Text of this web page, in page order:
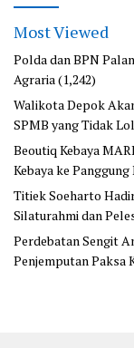
Most Viewed
Polda dan BPN
Agraria (1,242)
Walikota Depok
SPMB yang Tidak
Beoutiq Kebaya
Kebaya ke Panggung
Titiek Soeharto
Silaturahmi dan
Perdebatan Sengit
Penjemputan Paksa